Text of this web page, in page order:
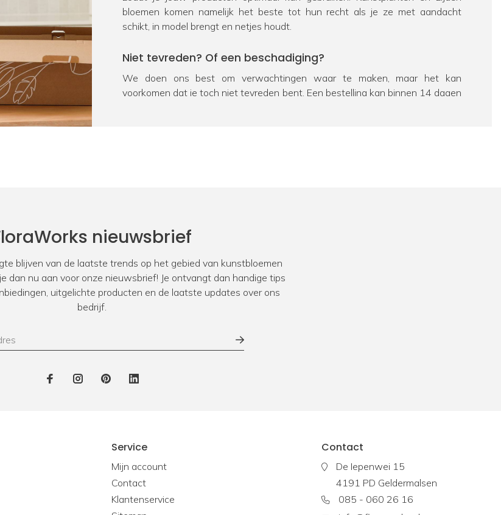
bloemen komen namelijk het beste tot hun recht als je ze met aandacht
schikt, in model brengt en netjes houdt.
Niet tevreden? Of een beschadiging?
We doen ons best om verwachtingen waar te maken, maar het kan
voorkomen dat je toch niet tevreden bent. Een bestelling kan binnen 14 dagen
Bij FloraWorks hebben we veel ervaring in het opleveren van
zakelijke klanten. Ook werken we vaak samen met interieurstylisten en
designers. Ben jij op zoek naar aankleding met kunstbeplanting voor een
nieuwsbrief
blijven van de laatste trends op het gebied van kunstbloemen
dan nu aan voor onze nieuwsbrief! Je ontvangt dan handige tips
uitgelichte producten en de laatste updates over ons
bedrijf.
Service
Mijn account
Contact
Klantenservice
Contact
De Iepenwei 15
4191 PD Geldermalsen
085 - 060 26 16